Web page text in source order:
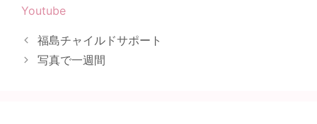
Youtube
福島チャイルドサポート
写真で一週間